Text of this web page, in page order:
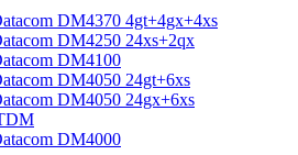
DM4370 4gt+4gx+4xs
DM4250 24xs+2qx
DM4100
DM4050 24gt+6xs
DM4050 24gx+6xs
DM4000